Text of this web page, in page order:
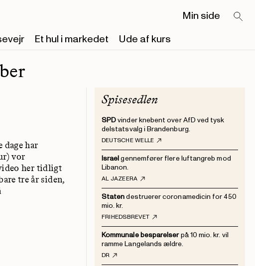
Et hul i markedet Ude af kurs
Min side
dage har
vor
her tidligt
tre år siden,
Spisesedlen
SPDvinder knebent over AfD ved tysk
delstatsvalg i Brandenburg.
DEUTSCHE WELLE
Israelgennemfører flere luftangreb mod
Libanon.
AL JAZEERA
Statendestruerer coronamedicin for 450
mio. kr.
FRIHEDSBREVET
Kommunale besparelserpå 10 mio. kr. vil
ramme Langelands ældre.
DR